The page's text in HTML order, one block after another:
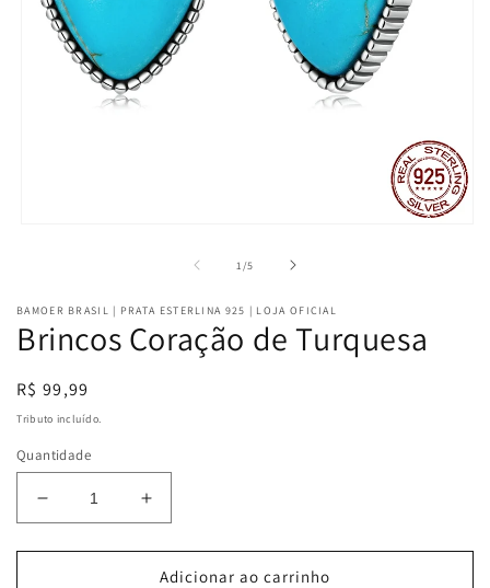
modal
1 /de
5
BAMOER BRASIL | PRATA ESTERLINA 925 | LOJA OFICIAL
Brincos Coração de Turquesa
Preço
normal
R$ 99,99
Tributo incluído.
Quantidade
Diminuir
a
quantidade
Aumentar
a
quantidade
deAdicionar ao carrinho